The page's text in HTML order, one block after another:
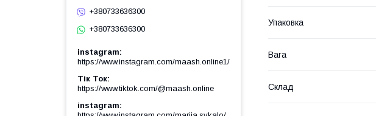
Упаковка
Вага
Склад
+380733636300
+380733636300
instagram
https://www.instagram.com/maash.online1/
Тік Ток
https://www.tiktok.com/@maash.online
instagram